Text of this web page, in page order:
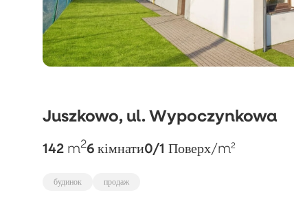
Juszkowo, ul. Wypoczynkowa
142 m26 кімнати0/1 Поверх/m²
будинок продаж